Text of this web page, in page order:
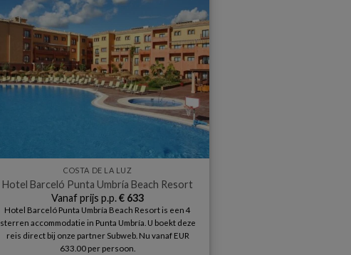
COSTA DE LA LUZ
Hotel Barceló Punta Umbría Beach Resort
Vanaf prijs p.p.€ 633
Hotel Barceló Punta Umbría Beach Resort is een 4
sterren accommodatie in Punta Umbría. U boekt deze
reis direct bij onze partner Subweb. Nu vanaf EUR
633.00 per persoon.